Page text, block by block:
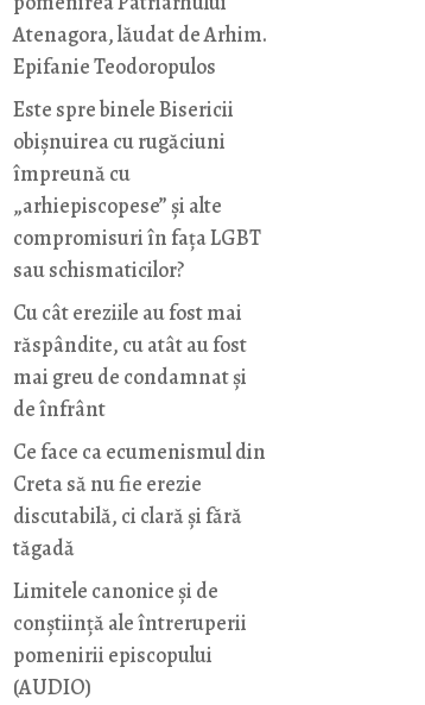
Atenagora, lăudat de Arhim.
Epifanie Teodoropulos
Este spre binele Bisericii
obișnuirea cu rugăciuni
împreună cu
„arhiepiscopese” și alte
compromisuri în fața LGBT
sau schismaticilor?
Cu cât ereziile au fost mai
răspândite, cu atât au fost
mai greu de condamnat și
de înfrânt
Ce face ca ecumenismul din
Creta să nu fie erezie
discutabilă, ci clară și fără
tăgadă
Limitele canonice și de
conștiință ale întreruperii
pomenirii episcopului
(AUDIO)